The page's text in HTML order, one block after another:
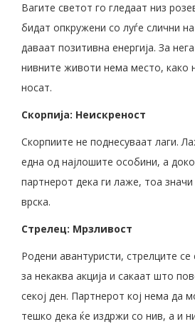
Вагите светот го гледаат низ
бидат опкружени со луѓе слични
даваат позитивна енергија. За
нивните животи нема место, како
носат.
Скорпија: Неискреност
Скорпиите не поднесуваат лаги.
една од најлошите особини, а
партнерот дека ги лаже, тоа значи
врска.
Стрелец: Мрзливост
Родени авантуристи, стрелците
за некаква акција и сакаат што
секој ден. Партнерот кој нема да
тешко дека ќе издржи со нив, а и